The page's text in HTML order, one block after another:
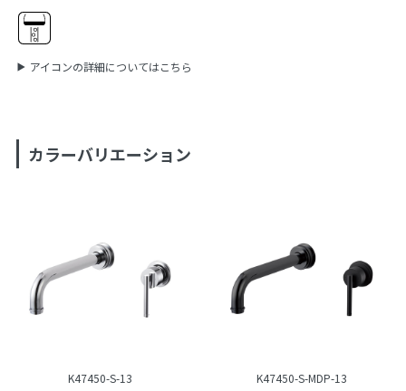
アイコンの詳細についてはこちら
カラーバリエーション
K47450-S-13 K47450-S-MDP-13